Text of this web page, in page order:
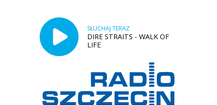
SŁUCHAJ TERAZ
DIRE STRAITS - WALK OF
LIFE